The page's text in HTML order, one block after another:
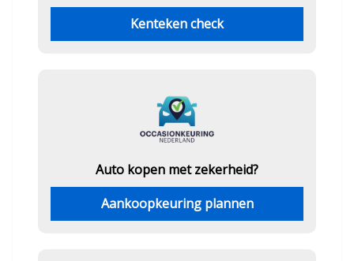
Kenteken check
Auto kopen met zekerheid?
Aankoopkeuring plannen